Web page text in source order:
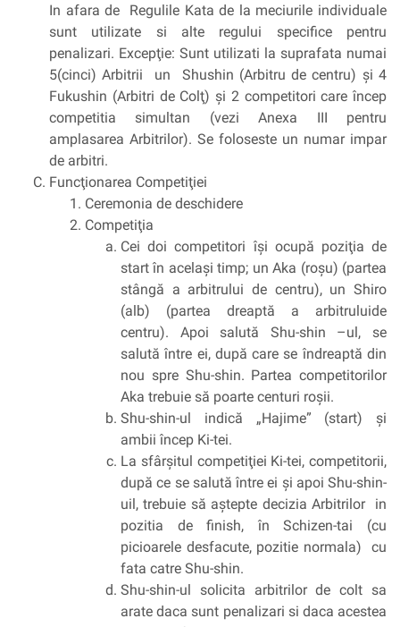
In afara de Regulile Kata de la meciurile individuale
sunt utilizate si alte regului specifice pentru
penalizari. Excepţie: Sunt utilizati la suprafata numai
5(cinci) Arbitrii un Shushin (Arbitru de centru) şi 4
Fukushin (Arbitri de Colţ) şi 2 competitori care încep
competitia simultan (vezi Anexa III pentru
amplasarea Arbitrilor). Se foloseste un numar impar
de arbitri.
Funcţionarea Competiţiei
Ceremonia de deschidere
Competiţia
Cei doi competitori îşi ocupă poziţia de
start în acelaşi timp; un Aka (roşu) (partea
stângă a arbitrului de centru), un Shiro
(alb) (partea dreaptă a arbitruluide
centru). Apoi salută Shu-shin –ul, se
salută între ei, după care se îndreaptă din
nou spre Shu-shin. Partea competitorilor
Aka trebuie să poarte centuri roşii.
Shu-shin-ul indică „Hajime” (start) şi
ambii încep Ki-tei.
La sfârşitul competiţiei Ki-tei, competitorii,
după ce se salută între ei şi apoi Shu-shin-
uil, trebuie să aştepte decizia Arbitrilor in
pozitia de finish, în Schizen-tai (cu
picioarele desfacute, pozitie normala) cu
fata catre Shu-shin.
Shu-shin-ul solicita arbitrilor de colt sa
arate daca sunt penalizari si daca acestea